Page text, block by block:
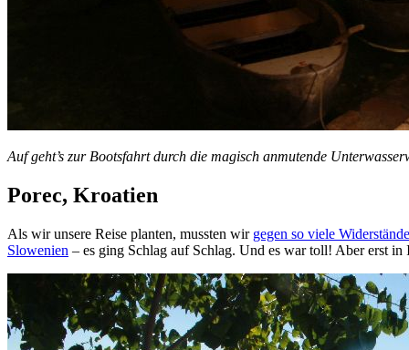
Auf geht’s zur Bootsfahrt durch die magisch anmutende
Porec, Kroatien
Als wir unsere Reise planten, mussten wir gegen so viele
Slowenien – es ging Schlag auf Schlag. Und es war toll! Aber erst